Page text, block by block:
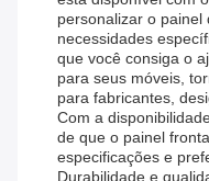
personalizar o
necessidades
que você consiga o
para seus móveis,
para fabricantes,
Com a
de que o painel
especificações e
Durabilidade e